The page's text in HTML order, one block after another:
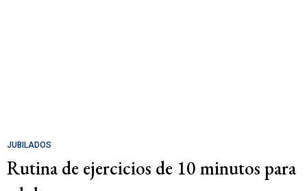
JUBILADOS
Rutina de ejercicios de 10 minutos para